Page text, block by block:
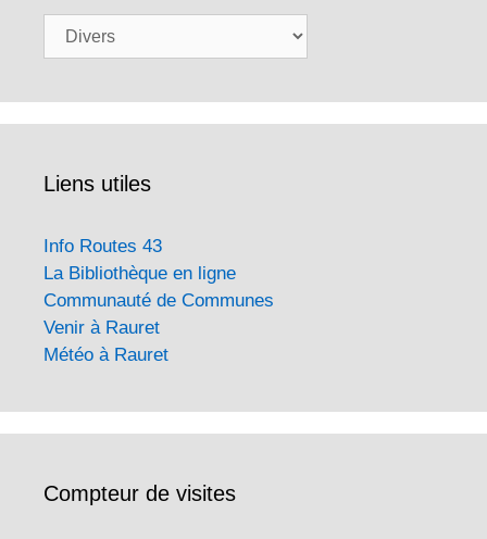
Catégories
Liens utiles
Info Routes 43
La Bibliothèque en ligne
Communauté de Communes
Venir à Rauret
Météo à Rauret
Compteur de visites